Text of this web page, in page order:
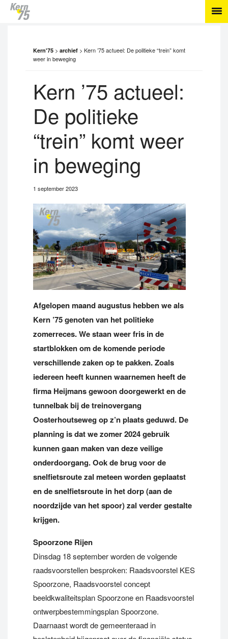
Kern'75 > archief > Kern ’75 actueel: De politieke “trein” komt
weer in beweging
Kern ’75 actueel:
De politieke
“trein” komt weer
in beweging
1 september 2023
Afgelopen maand augustus hebben we als
Kern ’75 genoten van het politieke
zomerreces. We staan weer fris in de
startblokken om de komende periode
verschillende zaken op te pakken. Zoals
iedereen heeft kunnen waarnemen heeft de
firma Heijmans gewoon doorgewerkt en de
tunnelbak bij de treinovergang
Oosterhoutseweg op z’n plaats geduwd. De
planning is dat we zomer 2024 gebruik
kunnen gaan maken van deze veilige
onderdoorgang. Ook de brug voor de
snelfietsroute zal meteen worden geplaatst
en de snelfietsroute in het dorp (aan de
noordzijde van het spoor) zal verder gestalte
krijgen.
Spoorzone Rijen
Dinsdag 18 september worden de volgende
raadsvoorstellen besproken: Raadsvoorstel KES
Spoorzone, Raadsvoorstel concept
beeldkwaliteitsplan Spoorzone en Raadsvoorstel
ontwerpbestemmingsplan Spoorzone.
Daarnaast wordt de gemeenteraad in